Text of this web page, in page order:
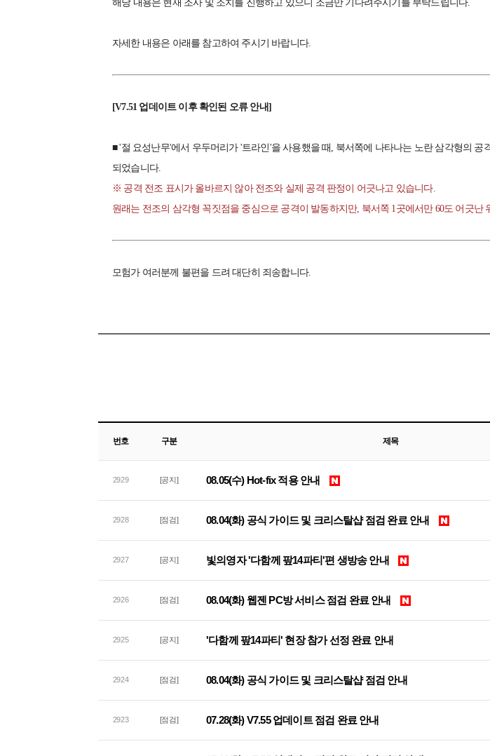
해당 내용은 현재 조사 및 조치를 진행하고 있으니 조금만 기다려주시기를 부탁드립니다.
자세한 내용은 아래를 참고하여 주시기 바랍니다.
[V7.51 업데이트 이후 확인된 오류 안내]
■ '절 요성난무'에서 우두머리가 '트라인'을 사용했을 때, 북서쪽에 나타나는 노란 삼각형의 공
되었습니다.
※ 공격 전조 표시가 올바르지 않아 전조와 실제 공격 판정이 어긋나고 있습니다.
원래는 전조의 삼각형 꼭짓점을 중심으로 공격이 발동하지만, 북서쪽 1곳에서만 60도 어긋난
모험가 여러분께 불편을 드려 대단히 죄송합니다.
번호 구분 제목
2929 [공지] 08.05(수) Hot-fix 적용 안내
2928 [점검] 08.04(화) 공식 가이드 및 크리스탈샵 점검 완료 안내
2927 [공지] 빛의영자 '다함께 팦14파티'편 생방송 안내
2926 [점검] 08.04(화) 웹젠 PC방 서비스 점검 완료 안내
2925 [공지] '다함께 팦14파티' 현장 참가 선정 완료 안내
2924 [점검] 08.04(화) 공식 가이드 및 크리스탈샵 점검 안내
2923 [점검] 07.28(화) V7.55 업데이트 점검 완료 안내